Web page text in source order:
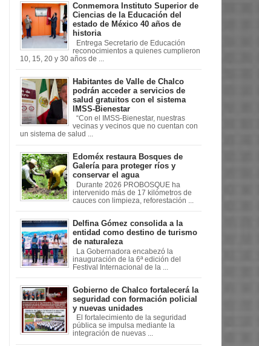
Conmemora Instituto Superior de
Ciencias de la Educación del
estado de México 40 años de
historia
Entrega Secretario de Educación
reconocimientos a quienes cumplieron
10, 15, 20 y 30 años de ...
Habitantes de Valle de Chalco
podrán acceder a servicios de
salud gratuitos con el sistema
IMSS-Bienestar
“Con el IMSS-Bienestar, nuestras
vecinas y vecinos que no cuentan con
un sistema de salud ...
Edoméx restaura Bosques de
Galería para proteger ríos y
conservar el agua
Durante 2026 PROBOSQUE ha
intervenido más de 17 kilómetros de
cauces con limpieza, reforestación ...
Delfina Gómez consolida a la
entidad como destino de turismo
de naturaleza
La Gobernadora encabezó la
inauguración de la 6ª edición del
Festival Internacional de la ...
Gobierno de Chalco fortalecerá la
seguridad con formación policial
y nuevas unidades
El fortalecimiento de la seguridad
pública se impulsa mediante la
integración de nuevas ...